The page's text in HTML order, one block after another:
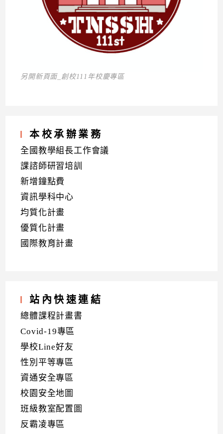
另開新頁面_創校111年校慶專區
本校承辦業務
全國教學組長工作會議
課諮師研習培訓
新增鐘點費
資訊學科中心
均質化計畫
優質化計畫
國際教育計畫
站內快速連結
總體課程計畫書
Covid-19專區
學校Line好友
性別平等專區
資通安全專區
校園安全地圖
班級教室配置圖
反霸凌專區